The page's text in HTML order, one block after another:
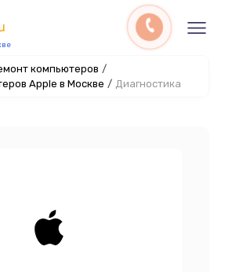
компьютеров /
Apple в Москве / Диагностика